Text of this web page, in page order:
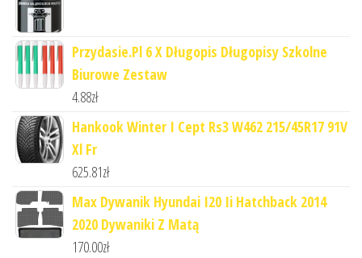
Przydasie.Pl 6 X Długopis Długopisy Szkolne
Biurowe Zestaw
4.88zł
Hankook Winter I Cept Rs3 W462 215/45R17 91V
Xl Fr
625.81zł
Max Dywanik Hyundai I20 Ii Hatchback 2014
2020 Dywaniki Z Matą
170.00zł